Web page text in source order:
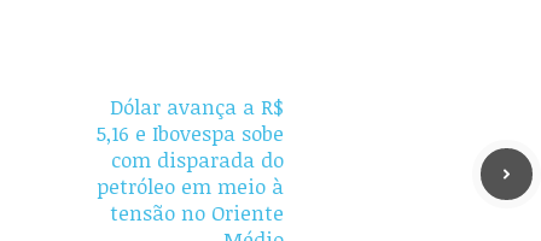
Dólar avança a R$
5,16 e Ibovespa sobe
com disparada do
petróleo em meio à
tensão no Oriente